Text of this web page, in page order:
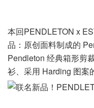
本回PENDLETON x
品：原创面料制成的
Pendleton 经典箱形剪
衫、采用 Harding 图案